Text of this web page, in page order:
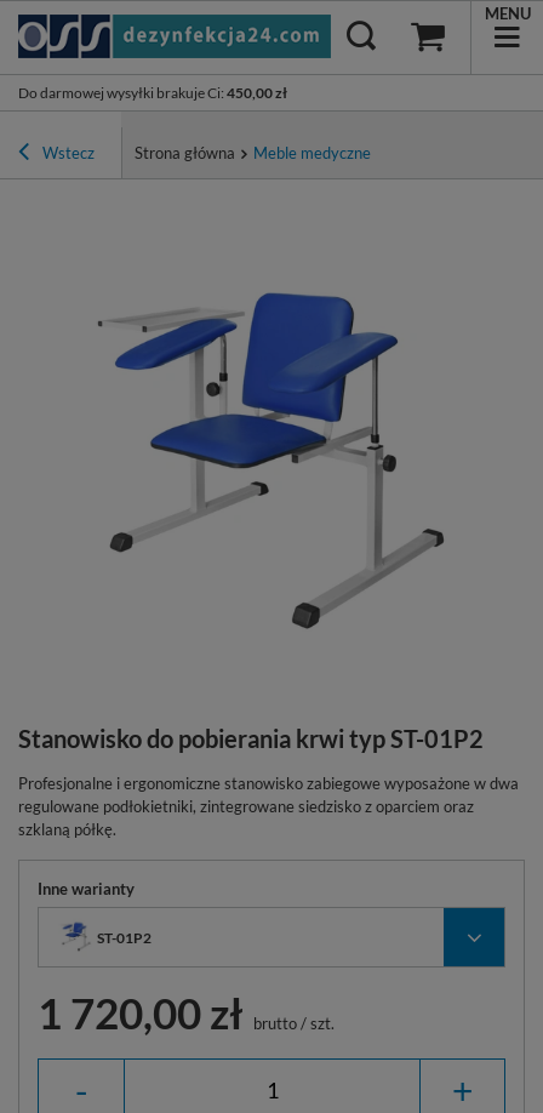
Do darmowej wysyłki brakuje Ci: 450,00 zł
MENU
Wstecz Strona główna Meble medyczne
Stanowisko do pobierania krwi typ ST-01P2
Profesjonalne i ergonomiczne stanowisko zabiegowe wyposażone w dwa
regulowane podłokietniki, zintegrowane siedzisko z oparciem oraz
szklaną półkę.
Inne warianty
ST-01P2
1 720,00 zł brutto/szt.
- +